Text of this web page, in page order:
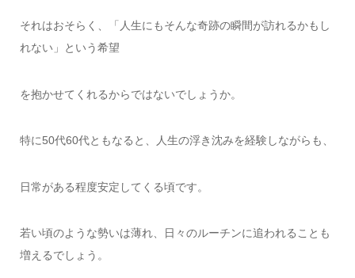
それはおそらく、「人生にもそんな奇跡の瞬間が訪れるかもし
れない」という希望
を抱かせてくれるからではないでしょうか。
特に50代60代ともなると、人生の浮き沈みを経験しながらも、
日常がある程度安定してくる頃です。
若い頃のような勢いは薄れ、日々のルーチンに追われることも
増えるでしょう。